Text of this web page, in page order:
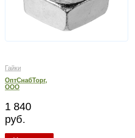
Гайки
ОптСнабТорг,
ООО
1 840
руб.